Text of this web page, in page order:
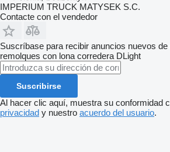
IMPERIUM TRUCK MATYSEK S.C.
Contacte con el vendedor
Suscríbase para recibir anuncios nuevos
remolques con lona corredera DLight
Suscribirse
Al hacer clic aquí, muestra su conformidad
privacidad y nuestro acuerdo del usuario.